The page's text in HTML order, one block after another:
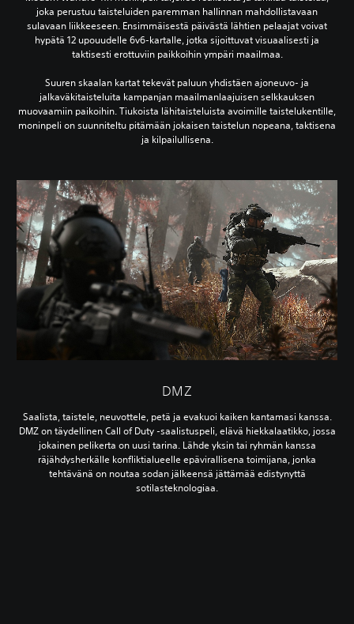
joka perustuu taisteluiden paremman hallinnan mahdollistavaan
sulavaan liikkeeseen. Ensimmäisestä päivästä lähtien pelaajat voivat
hypätä 12 upouudelle 6v6-kartalle, jotka sijoittuvat visuaalisesti ja
taktisesti erottuviin paikkoihin ympäri maailmaa.
Suuren skaalan kartat tekevät paluun yhdistäen ajoneuvo- ja
jalkaväkitaisteluita kampanjan maailmanlaajuisen selkkauksen
muovaamiin paikoihin. Tiukoista lähitaisteluista avoimille taistelukentille,
moninpeli on suunniteltu pitämään jokaisen taistelun nopeana, taktisena
ja kilpailullisena.
DMZ
Saalista, taistele, neuvottele, petä ja evakuoi kaiken kantamasi kanssa.
DMZ on täydellinen Call of Duty -saalistuspeli, elävä hiekkalaatikko, jossa
jokainen pelikerta on uusi tarina. Lähde yksin tai ryhmän kanssa
räjähdysherkälle konfliktialueelle epävirallisena toimijana, jonka
tehtävänä on noutaa sodan jälkeensä jättämää edistynyttä
sotilasteknologiaa.